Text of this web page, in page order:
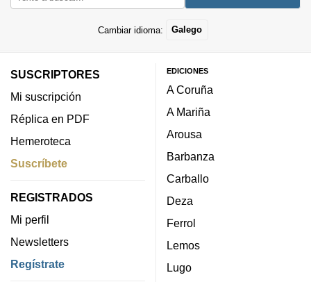
Cambiar idioma: Galego
SUSCRIPTORES
Mi suscripción
Réplica en PDF
Hemeroteca
Suscríbete
REGISTRADOS
Mi perfil
Newsletters
Regístrate
EDICIONES
A Coruña
A Mariña
Arousa
Barbanza
Carballo
Deza
Ferrol
Lemos
Lugo